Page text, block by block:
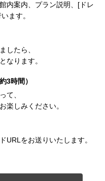
内案内、プラン説明、[ドレ
ます。
したら、
なります。
3時間）
て、
楽しみください。
URLをお送りいたします。